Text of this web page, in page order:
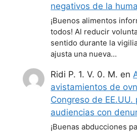
negativos de la
¡Buenos alimentos
todos! Al reducir
sentido durante la
ajusta una nueva…
Ridi P. 1. V. 0. M. en
avistamientos de
Congreso de EE.UU.
audiencias con
¡Buenas abducciones